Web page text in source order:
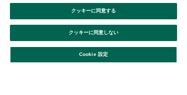
絞り込み 並び替え
Afternoon Tea(アフタヌーンティー)公式オンラインストアで
は、
キッチン・ダイニングなどの生活雑貨、紅茶・焼き菓子など、
毎日新商品をご用意しています。
Cookie 設定
クッキーに同意しない
クッキーに同意する